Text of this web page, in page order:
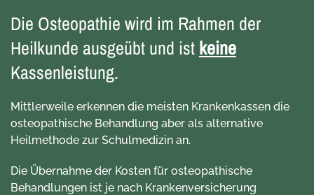
Die Osteopathie wird im Rahmen der
Heilkunde ausgeübt und ist keine
Kassenleistung.
Mittlerweile erkennen die meisten Krankenkassen die
osteopathische Behandlung aber als alternative
Heilmethode zur Schulmedizin an.
Die Übernahme der Kosten für osteopathische
Behandlungen ist je nach Krankenversicherung